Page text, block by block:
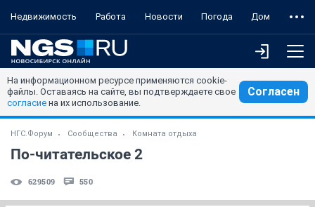
Недвижимость Работа Новости Погода Дом
На информационном ресурсе применяются cookie-
файлы. Оставаясь на сайте, вы подтверждаете свое
согласие на их использование.
Согласен
НГС.Форум Сообщества Комната отдыха
По-читательское 2
629509 550